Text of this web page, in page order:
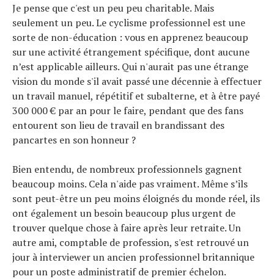
Je pense que c'est un peu peu charitable. Mais
seulement un peu. Le cyclisme professionnel est une
sorte de non-éducation : vous en apprenez beaucoup
sur une activité étrangement spécifique, dont aucune
n’est applicable ailleurs. Qui n'aurait pas une étrange
vision du monde s'il avait passé une décennie à effectuer
un travail manuel, répétitif et subalterne, et à être payé
300 000 € par an pour le faire, pendant que des fans
entourent son lieu de travail en brandissant des
pancartes en son honneur ?
Bien entendu, de nombreux professionnels gagnent
beaucoup moins. Cela n'aide pas vraiment. Même s’ils
sont peut-être un peu moins éloignés du monde réel, ils
ont également un besoin beaucoup plus urgent de
trouver quelque chose à faire après leur retraite. Un
autre ami, comptable de profession, s'est retrouvé un
jour à interviewer un ancien professionnel britannique
pour un poste administratif de premier échelon.